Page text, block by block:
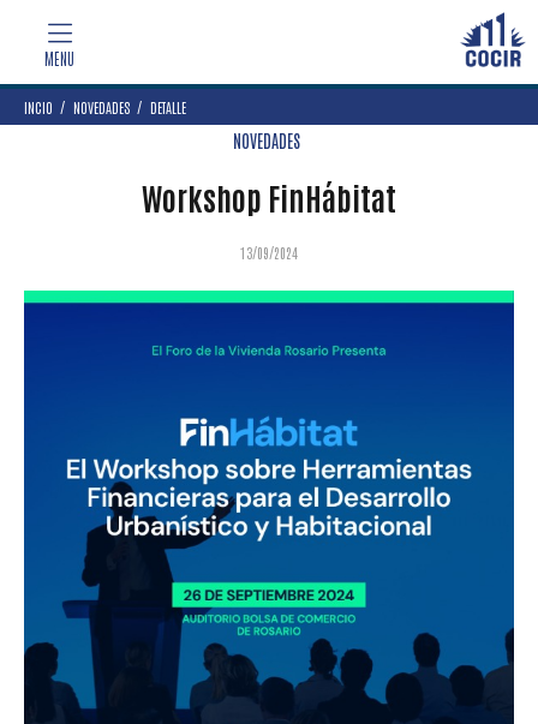
INCIO NOVEDADES DETALLE
NOVEDADES
Workshop FinHábitat
13/09/2024